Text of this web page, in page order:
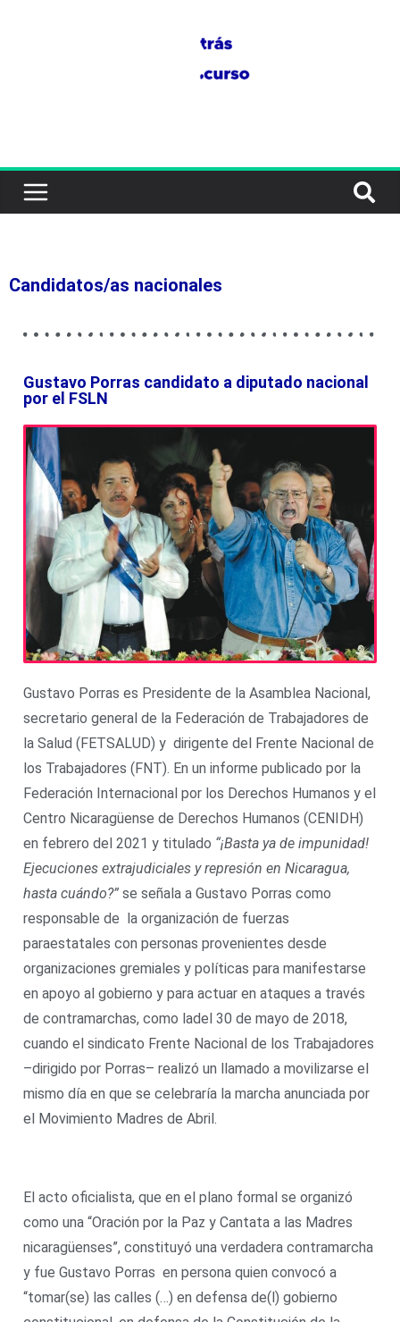
Candidatos/as nacionales
Gustavo Porras candidato a diputado nacional
por el FSLN
Gustavo Porras es Presidente de la Asamblea Nacional,
secretario general de la Federación de Trabajadores de
la Salud (FETSALUD) y dirigente del Frente Nacional de
los Trabajadores (FNT). En un informe publicado por la
Federación Internacional por los Derechos Humanos y el
Centro Nicaragüense de Derechos Humanos (CENIDH)
en febrero del 2021 y titulado “¡Basta ya de impunidad!
Ejecuciones extrajudiciales y represión en Nicaragua,
hasta cuándo?” se señala a Gustavo Porras como
responsable de la organización de fuerzas
paraestatales con personas provenientes desde
organizaciones gremiales y políticas para manifestarse
en apoyo al gobierno y para actuar en ataques a través
de contramarchas, como ladel 30 de mayo de 2018,
cuando el sindicato Frente Nacional de los Trabajadores
–dirigido por Porras– realizó un llamado a movilizarse el
mismo día en que se celebraría la marcha anunciada por
el Movimiento Madres de Abril.
El acto oficialista, que en el plano formal se organizó
como una “Oración por la Paz y Cantata a las Madres
nicaragüenses”, constituyó una verdadera contramarcha
y fue Gustavo Porras en persona quien convocó a
“tomar(se) las calles (…) en defensa de(l) gobierno